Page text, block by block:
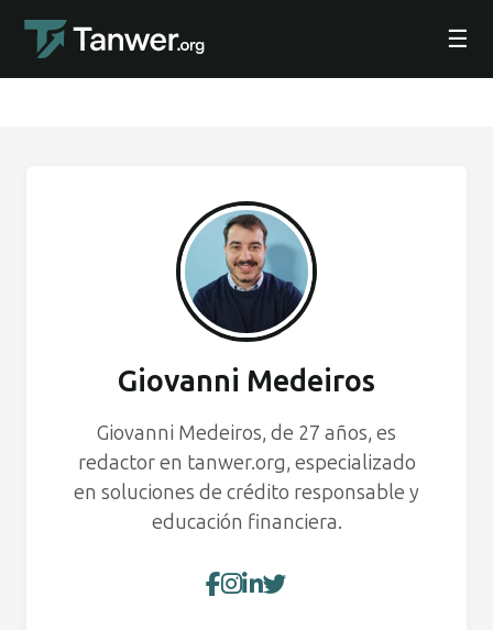
☰
Giovanni Medeiros
Giovanni Medeiros, de 27 años, es
redactor en tanwer.org, especializado
en soluciones de crédito responsable y
educación financiera.